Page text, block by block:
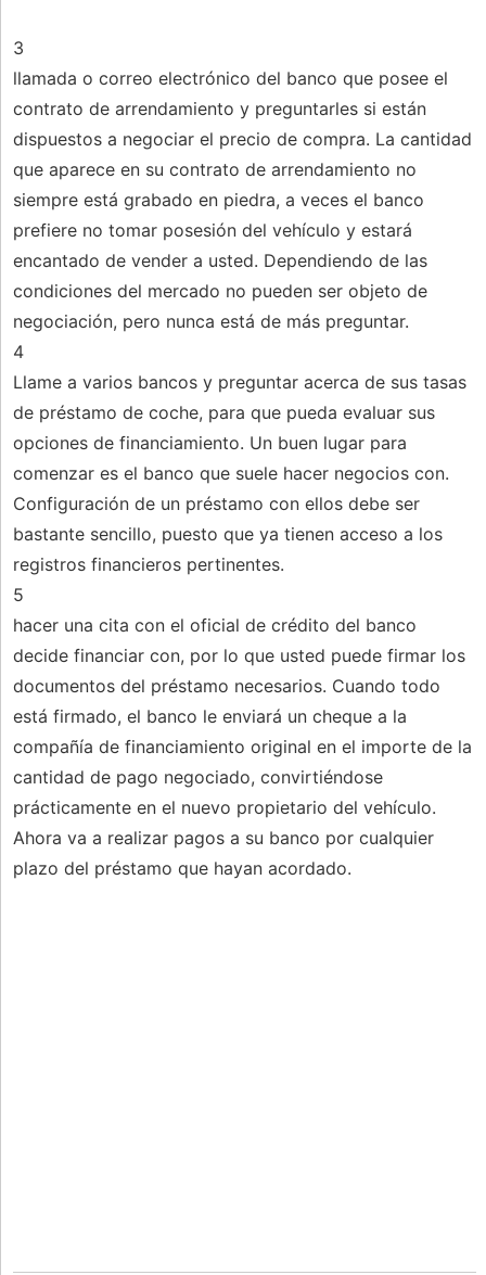
3
llamada o correo electrónico del banco que posee el
contrato de arrendamiento y preguntarles si están
dispuestos a negociar el precio de compra. La cantidad
que aparece en su contrato de arrendamiento no
siempre está grabado en piedra, a veces el banco
prefiere no tomar posesión del vehículo y estará
encantado de vender a usted. Dependiendo de las
condiciones del mercado no pueden ser objeto de
negociación, pero nunca está de más preguntar.
4
Llame a varios bancos y preguntar acerca de sus tasas
de préstamo de coche, para que pueda evaluar sus
opciones de financiamiento. Un buen lugar para
comenzar es el banco que suele hacer negocios con.
Configuración de un préstamo con ellos debe ser
bastante sencillo, puesto que ya tienen acceso a los
registros financieros pertinentes.
5
hacer una cita con el oficial de crédito del banco
decide financiar con, por lo que usted puede firmar los
documentos del préstamo necesarios. Cuando todo
está firmado, el banco le enviará un cheque a la
compañía de financiamiento original en el importe de la
cantidad de pago negociado, convirtiéndose
prácticamente en el nuevo propietario del vehículo.
Ahora va a realizar pagos a su banco por cualquier
plazo del préstamo que hayan acordado.